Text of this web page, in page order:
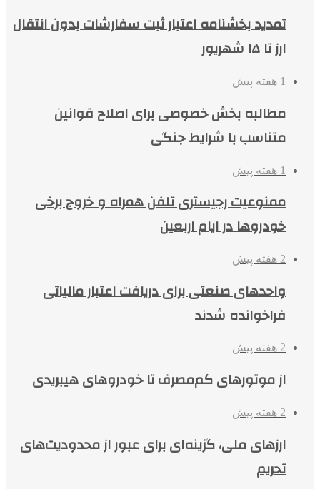
تمدید بخشنامه اعتبار ثبت سفارشات بدون انتقال
ارز تا ۱۵ شهریور
1 هفته پیش
مطالبه بخش خصوصی برای اصلاح قوانین
متناسب با شرایط جنگی
1 هفته پیش
ممنوعیت رجیستری تلفن همراه و خروج برخی
خودروها در ایام اربعین
2 هفته پیش
واحدهای صنعتی برای دریافت اعتبار مالیاتی
فراخوانده شدند
2 هفته پیش
از موتورهای کم‌مصرف تا خودروهای هیبریدی
2 هفته پیش
ارزهای ملی، گزینه‌ای برای عبور از محدودیت‌های
تحریم